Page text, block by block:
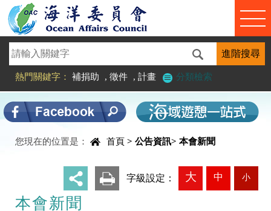
進入內容區塊
熱門關鍵字： 補捐助 , 徵件 , 計畫 分類檢索
您現在的位置是： 首頁 > 公告資訊> 本會新聞
字級設定： 大 中 小
本會新聞